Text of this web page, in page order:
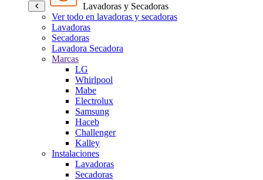
Lavadoras y Secadoras
Ver todo en lavadoras y secadoras
Lavadoras
Secadoras
Lavadora Secadora
Marcas
LG
Whirlpool
Mabe
Electrolux
Samsung
Haceb
Challenger
Kalley
Instalaciones
Lavadoras
Secadoras